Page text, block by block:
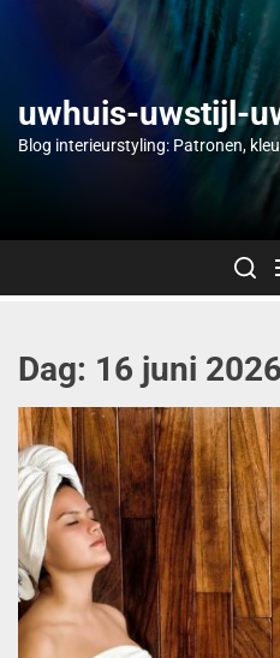
uwhuis-uwstijl-
Blog interieurstyling: Patronen,
Dag: 16 juni 2026